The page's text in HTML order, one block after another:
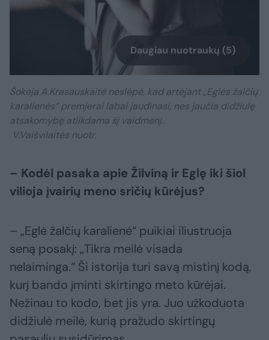
Daugiau nuotraukų (5)
Šokėja A.Krasauskaitė neslėpė, kad artėjant „Eglės žalčių
karalienės“ premjerai labai jaudinasi, nes jaučia didžiulę
atsakomybę atlikdama šį vaidmenį.
V.Vaišvilaitės nuotr.
– Kodėl pasaka apie Žilviną ir Eglę iki šiol
vilioja įvairių meno sričių kūrėjus?
– „Eglė žalčių karalienė“ puikiai iliustruoja
seną posakį: „Tikra meilė visada
nelaiminga.“ Ši istorija turi savą mistinį kodą,
kurį bando įminti skirtingo meto kūrėjai.
Nežinau to kodo, bet jis yra. Juo užkoduota
didžiulė meilė, kurią pražudo skirtingų